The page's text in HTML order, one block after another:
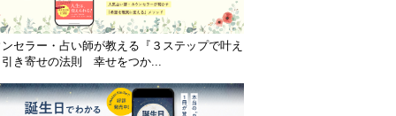
セラー・占い師が教える『３ステップで叶え
き寄せの法則 幸せをつか...